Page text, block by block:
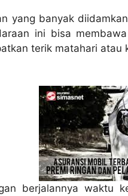
yang banyak
ini bisa
terik matahari atau
berjalannya waktu